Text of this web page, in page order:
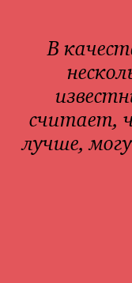
В
считает,
лучше,